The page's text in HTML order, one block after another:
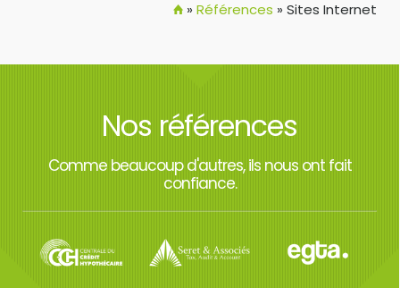
» Références » Sites Internet
Nos références
Comme beaucoup d'autres, ils nous ont fait
confiance.